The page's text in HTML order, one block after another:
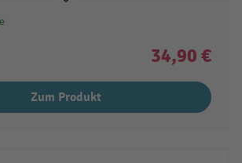
34,90 €
Zum Produkt